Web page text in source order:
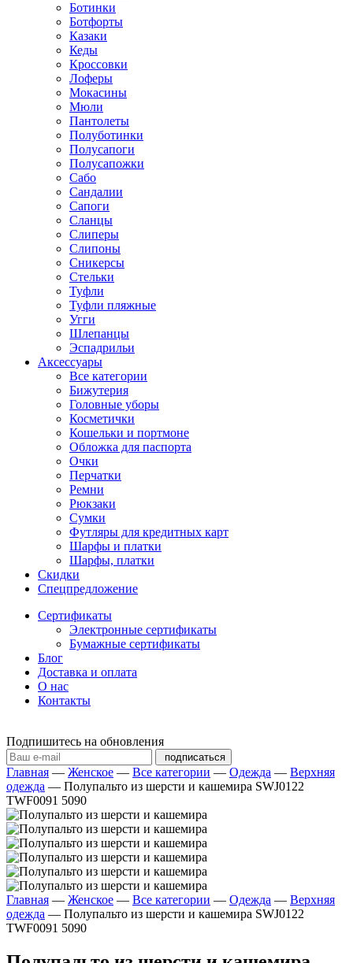
Ботинки
Ботфорты
Казаки
Кеды
Кроссовки
Лоферы
Мокасины
Мюли
Пантолеты
Полуботинки
Полусапоги
Полусапожки
Сабо
Сандалии
Сапоги
Сланцы
Слиперы
Слипоны
Сникерсы
Стельки
Туфли
Туфли пляжные
Угги
Шлепанцы
Эспадрильи
Аксессуары
Все категории
Бижутерия
Головные уборы
Косметички
Кошельки и портмоне
Обложка для паспорта
Очки
Перчатки
Ремни
Рюкзаки
Сумки
Футляры для кредитных карт
Шарфы и платки
Шарфы, платки
Скидки
Спецпредложение
Сертификаты
Электронные сертификаты
Бумажные сертификаты
Блог
Доставка и оплата
О нас
Контакты
Подпишитесь на обновления
подписаться
Главная — Женское — Все категории — Одежда — Верхняя
одежда — Полупальто из шерсти и кашемира SWJ0122
TWF0091 5090
Главная — Женское — Все категории — Одежда — Верхняя
одежда — Полупальто из шерсти и кашемира SWJ0122
TWF0091 5090